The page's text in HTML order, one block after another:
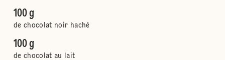
100 g
de chocolat noir haché
100 g
de chocolat au lait